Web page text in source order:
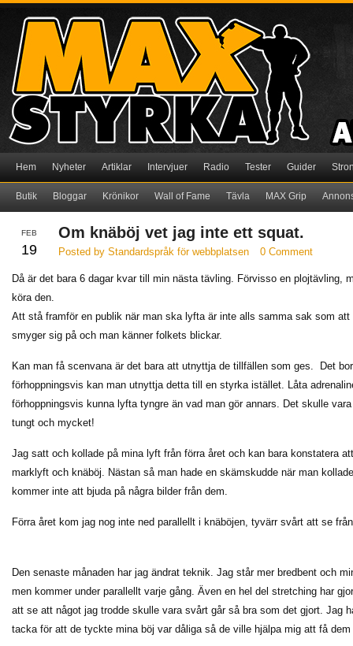
Hem Nyheter Artiklar Intervjuer Radio Tester Guider
Butik Bloggar Krönikor Wall of Fame Tävla MAX Grip
FEB
19
Om knäböj vet jag inte ett squat.
Posted by Standardspråk för webbplatsen 0 Comment
Då är det bara 6 dagar kvar till min nästa tävling. Förvisso en plojtävling,
köra den.
Att stå framför en publik när man ska lyfta är inte alls samma sak som
smyger sig på och man känner folkets blickar.
Kan man få scenvana är det bara att utnyttja de tillfällen som ges. Det
förhoppningsvis kan man utnyttja detta till en styrka istället. Låta
förhoppningsvis kunna lyfta tyngre än vad man gör annars. Det skulle
tungt och mycket!
Jag satt och kollade på mina lyft från förra året och kan bara konstatera
marklyft och knäböj. Nästan så man hade en skämskudde när man
kommer inte att bjuda på några bilder från dem.
Förra året kom jag nog inte ned parallellt i knäböjen, tyvärr svårt att se
Den senaste månaden har jag ändrat teknik. Jag står mer bredbent och
men kommer under parallellt varje gång. Även en hel del stretching har
att se att något jag trodde skulle vara svårt går så bra som det gjort. Jag
tacka för att de tyckte mina böj var dåliga så de ville hjälpa mig att få dem